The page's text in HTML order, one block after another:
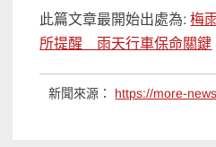
此篇文章最開始出處為:梅
所提醒 雨天行車保命關鍵
新聞來源： https://more-